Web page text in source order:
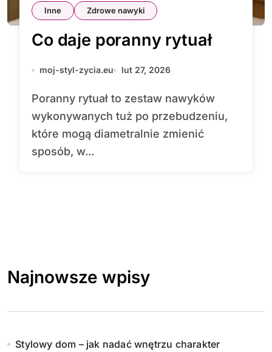
Inne Zdrowe nawyki
Co daje poranny rytuał
moj-styl-zycia.eu lut 27, 2026
Poranny rytuał to zestaw nawyków
wykonywanych tuż po przebudzeniu,
które mogą diametralnie zmienić
sposób, w...
Najnowsze wpisy
Stylowy dom – jak nadać wnętrzu charakter